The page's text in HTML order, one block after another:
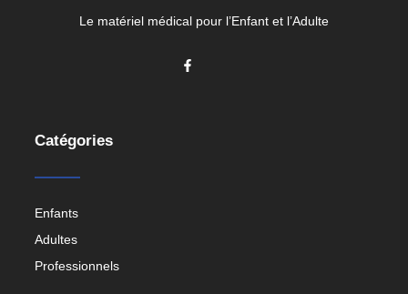
Le matériel médical pour l’Enfant et l’Adulte
Catégories
Enfants
Adultes
Professionnels